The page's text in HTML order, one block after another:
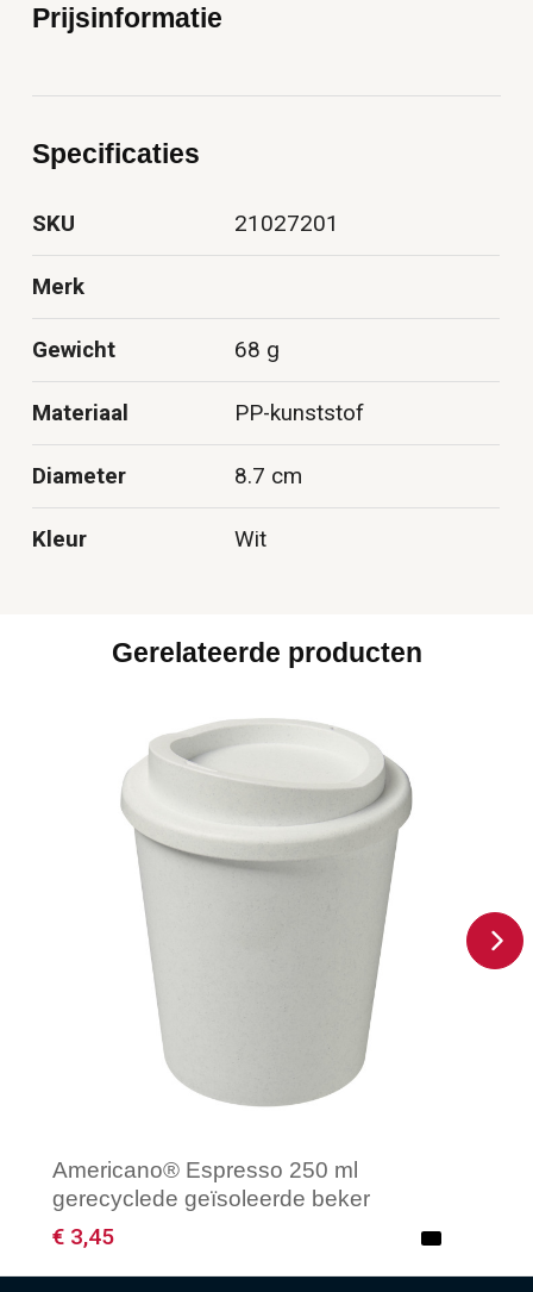
Prijsinformatie
Specificaties
SKU 21027201
Merk
Gewicht 68 g
Materiaal PP-kunststof
Diameter 8.7 cm
Kleur Wit
Gerelateerde producten
Americano® Espresso 250 ml
gerecyclede geïsoleerde beker
€ 3,45